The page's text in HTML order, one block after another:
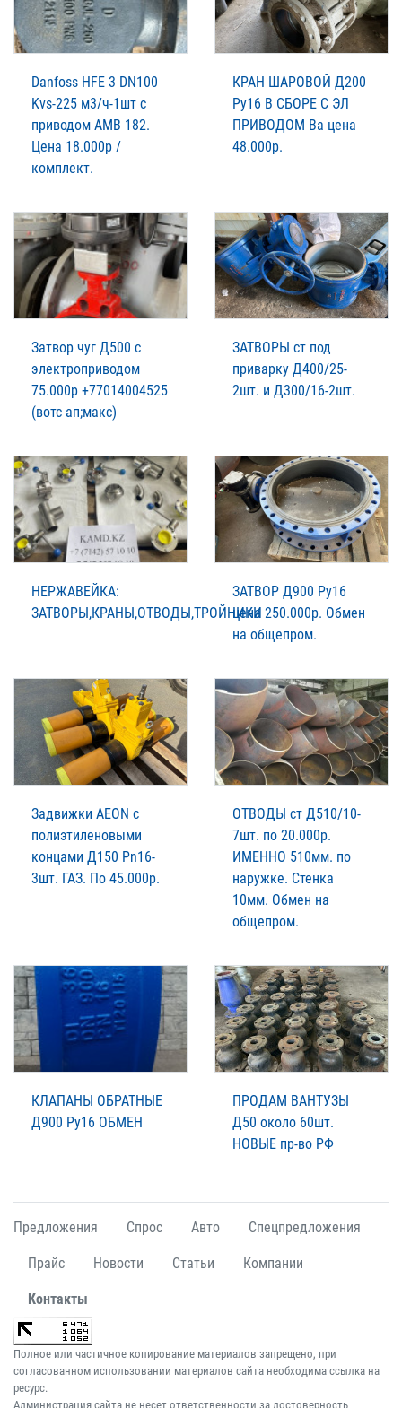
Danfoss HFE 3 DN100
Kvs-225 м3/ч-1шт с
приводом АМВ 182.
Цена 18.000р /
комплект.
КРАН ШАРОВОЙ Д200
Ру16 В СБОРЕ С ЭЛ
ПРИВОДОМ Ва цена
48.000р.
Затвор чуг Д500 с
электроприводом
75.000р +77014004525
(вотс ап;макс)
ЗАТВОРЫ ст под
приварку Д400/25-
2шт. и Д300/16-2шт.
НЕРЖАВЕЙКА:
ЗАТВОРЫ,КРАНЫ,ОТВОДЫ,ТРОЙНИКИ
ЗАТВОР Д900 Ру16
цена 250.000р. Обмен
на общепром.
Задвижки AEON с
полиэтиленовыми
концами Д150 Pn16-
3шт. ГАЗ. По 45.000р.
ОТВОДЫ ст Д510/10-
7шт. по 20.000р.
ИМЕННО 510мм. по
наружке. Стенка
10мм. Обмен на
общепром.
КЛАПАНЫ ОБРАТНЫЕ
Д900 Ру16 ОБМЕН
ПРОДАМ ВАНТУЗЫ
Д50 около 60шт.
НОВЫЕ пр-во РФ
Предложения Спрос Авто Спецпредложения
Прайс Новости Статьи Компании
Контакты
Полное или частичное копирование материалов запрещено, при
согласованном использовании материалов сайта необходима ссылка на
ресурс.
Администрация сайта не несет ответственности за достоверность